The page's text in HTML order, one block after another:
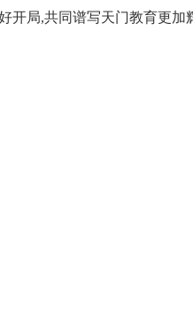
开局,共同谱写天门教育更加